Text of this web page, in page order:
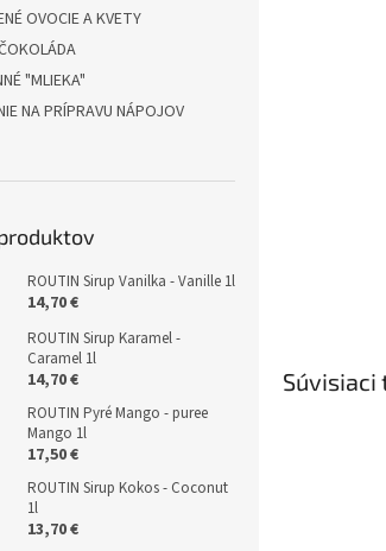
OVOCIE A KVETY
"MLIEKA"
NA PRÍPRAVU NÁPOJOV
ROUTIN Sirup Vanilka - Vanille 1l
14,70 €
ROUTIN Sirup Karamel -
Caramel 1l
14,70 €
ROUTIN Pyré Mango - puree
Mango 1l
17,50 €
ROUTIN Sirup Kokos - Coconut
1l
13,70 €
Súvisiaci